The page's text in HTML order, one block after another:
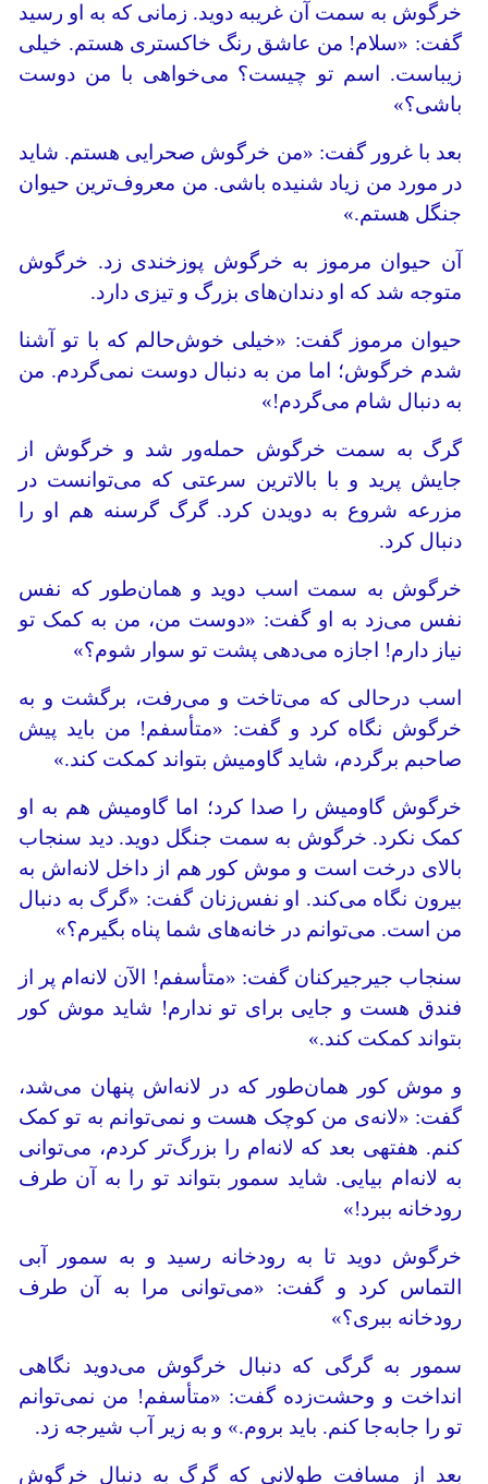
خرگوش به سمت آن غریبه دوید. زمانی ‌که به او رسید
گفت: «سلام! من عاشق رنگ خاکستری هستم. خیلی
زیباست. اسم تو چیست؟ می‌خواهی با من دوست
باشی؟»
بعد با غرور گفت: «من خرگوش صحرایی هستم. شاید
در مورد من زیاد شنیده باشی. من معروف‌ترین حیوان
جنگل هستم.»
آن حیوان مرموز به خرگوش پوزخندی زد. خرگوش
متوجه شد که او دندان‌های بزرگ و تیزی دارد.
حیوان مرموز گفت: «خیلی خوش‌حالم که با تو آشنا
شدم خرگوش؛ اما من به دنبال دوست نمی‌گردم. من
به دنبال شام می‌گردم!»
گرگ به سمت خرگوش حمله‌ور شد و خرگوش از
جایش پرید و با بالاترین سرعتی که می‌توانست در
مزرعه شروع به دویدن کرد. گرگ گرسنه هم او را
دنبال کرد.
خرگوش به سمت اسب دوید و همان‌طور که نفس
نفس می‌زد به او گفت: «دوست من، من به کمک تو
نیاز دارم! اجازه می‌دهی پشت تو سوار شوم؟»
اسب درحالی‌ که می‌تاخت و می‌رفت، برگشت و به
خرگوش نگاه کرد و گفت: «متأسفم! من باید پیش
صاحبم برگردم، شاید گاومیش بتواند کمکت کند.»
خرگوش گاومیش را صدا کرد؛ اما گاومیش هم به او
کمک نکرد. خرگوش به سمت جنگل دوید. دید سنجاب
بالای درخت است و موش کور هم از داخل لانه‌اش به
بیرون نگاه می‌کند. او نفس‌زنان گفت: «گرگ به دنبال
من است. می‌توانم در خانه‌های شما پناه بگیرم؟»
سنجاب جیرجیرکنان گفت: «متأسفم! الآن لانه‌ام پر از
فندق هست و جایی برای تو ندارم! شاید موش کور
بتواند کمکت کند.»
و موش کور همان‌طور که در لانه‌اش پنهان می‌شد،
گفت: «لانه‌ی من کوچک هست و نمی‌توانم به تو کمک
کنم. هفته‎ی بعد که لانه‌ام را بزرگ‌تر کردم، می‌توانی
به لانه‌ام بیایی. شاید سمور بتواند تو را به آن طرف
رودخانه ببرد!»
خرگوش دوید تا به رودخانه رسید و به سمور آبی
التماس کرد و گفت: «می‌توانی مرا به آن طرف
رودخانه ببری؟»
سمور به گرگی که دنبال خرگوش می‌دوید نگاهی
انداخت و وحشت‌زده گفت: «متأسفم! من نمی‌توانم
تو را جابه‌جا کنم. باید بروم.» و به زیر آب شیرجه زد.
بعد از مسافت طولانی که گرگ به دنبال خرگوش